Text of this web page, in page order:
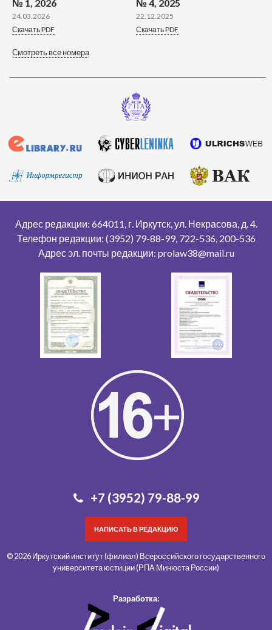
№ 1, 2026
24.03.2026
Скачать PDF
№ 4, 2025
22.12.2025
Скачать PDF
Смотреть все номера
Адрес редакции: 664011, г. Иркутск, ул. Некрасова, д. 4.
Телефон редакции: (3952) 79-88-99, 722-536, 200-536
Адрес эл. почты редакции: prolaw38@mail.ru
+7 (3952) 79-88-99
НАПИСАТЬ В РЕДАКЦИЮ
© 2026 Иркутский институт (филиал) Всероссийского государственного
университета юстиции (РПА Минюста России)
Разработка: